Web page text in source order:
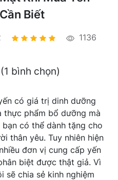
Biết
1136
bình chọn)
có giá trị dinh dưỡng
thực phẩm bổ dưỡng mà
có thể dành tặng cho
thân yêu. Tuy nhiên hiện
đơn vị cung cấp yến
biệt được thật giả. Vì
sẽ chia sẻ kinh nghiệm